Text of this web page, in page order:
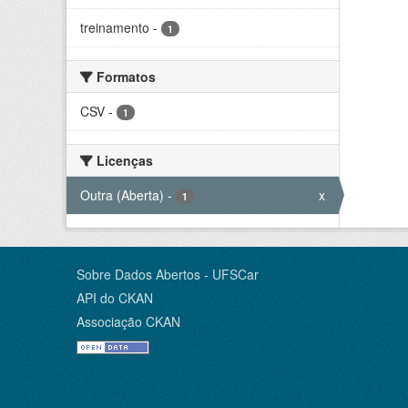
treinamento - 1
Formatos
CSV - 1
Licenças
Outra (Aberta) - 1 x
Sobre Dados Abertos - UFSCar
API do CKAN
Associação CKAN